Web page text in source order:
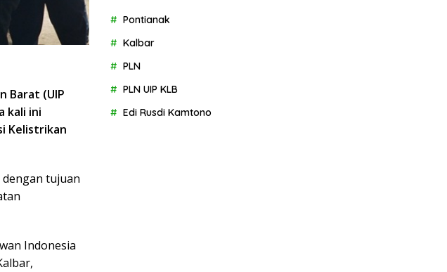
Barat (UIP
kali ini
Kelistrikan
tujuan
Indonesia
Pontianak
Kalbar
PLN
PLN UIP KLB
Edi Rusdi Kamtono